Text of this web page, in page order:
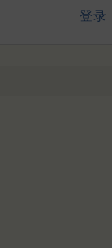
登录